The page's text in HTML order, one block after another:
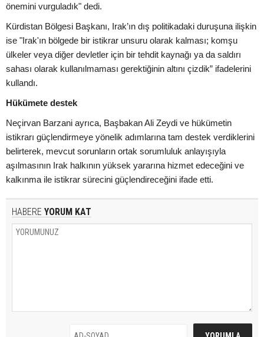
önemini vurguladık" dedi.
Kürdistan Bölgesi Başkanı, Irak’ın dış politikadaki duruşuna ilişkin
ise "Irak'ın bölgede bir istikrar unsuru olarak kalması; komşu
ülkeler veya diğer devletler için bir tehdit kaynağı ya da saldırı
sahası olarak kullanılmaması gerektiğinin altını çizdik” ifadelerini
kullandı.
Hükümete destek
Neçirvan Barzani ayrıca, Başbakan Ali Zeydi ve hükümetin
istikrarı güçlendirmeye yönelik adımlarına tam destek verdiklerini
belirterek, mevcut sorunların ortak sorumluluk anlayışıyla
aşılmasının Irak halkının yüksek yararına hizmet edeceğini ve
kalkınma ile istikrar sürecini güçlendireceğini ifade etti.
HABERE YORUM KAT